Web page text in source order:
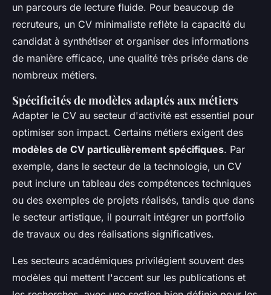
un parcours de lecture fluide. Pour beaucoup de
recruteurs, un CV minimaliste reflète la capacité du
candidat à synthétiser et organiser des informations
de manière efficace, une qualité très prisée dans de
nombreux métiers.
Spécificités de modèles adaptés aux métiers
Adapter le CV au secteur d'activité est essentiel pour
optimiser son impact. Certains métiers exigent des
modèles de CV particulièrement spécifiques. Par
exemple, dans le secteur de la technologie, un CV
peut inclure un tableau des compétences techniques
ou des exemples de projets réalisés, tandis que dans
le secteur artistique, il pourrait intégrer un portfolio
de travaux ou des réalisations significatives.
Les secteurs académiques privilégient souvent des
modèles qui mettent l'accent sur les publications et